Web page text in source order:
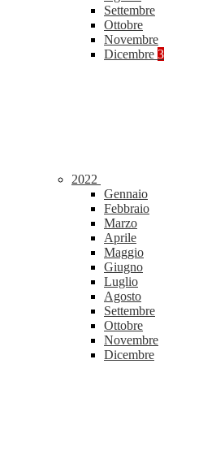
Settembre
Ottobre
Novembre
Dicembre 3
2022
Gennaio
Febbraio
Marzo
Aprile
Maggio
Giugno
Luglio
Agosto
Settembre
Ottobre
Novembre
Dicembre